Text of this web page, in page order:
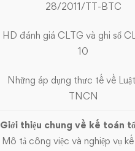
28/2011/TT-BTC
HD đánh giá CLTG và ghi sổ
10
Những áp dụng thưc tế về
TNCN
Giới thiệu chung về kế toán
Mô tả công việc và nghiệp vụ